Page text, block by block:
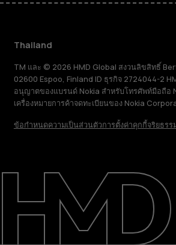
เกี่ยวกับ
ซ่อมแซม ใช้ซ้ำ รีไซเคิล
การสนับสนุน
Thailand
TM และ © 2026 HMD Global สงวนลิขสิทธิ์
02600 Espoo, Finland ID ธุรกิจ 2724044-2
อนุญาตของแบรนด์ Nokia สำหรับโทรศัพท์มือถือ
เครื่องหมายการค้าจดทะเบียนของ Nokia
ข้อกำหนดความเป็นส่วนตัวการตั้งค่าคุกกี้จริยธรร